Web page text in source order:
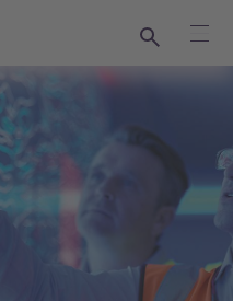
Recherche